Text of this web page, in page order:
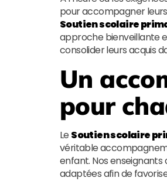
pour accompagner
Soutien scolaire
approche bienveillante
consolider leurs acquis
Un
pour
Le Soutien scolaire
véritable
enfant. Nos
adaptées afin de